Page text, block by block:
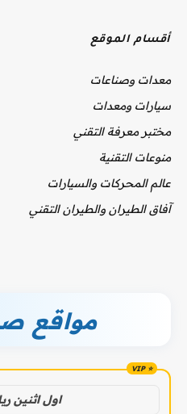
أقسام الموقع
معدات وصناعات
سيارات ومعدات
مختبر معرفة التقني
منوعات التقنية
عالم المحركات والسيارات
آفاق الطيران والطيران التقني
مواقع
اول اثنين